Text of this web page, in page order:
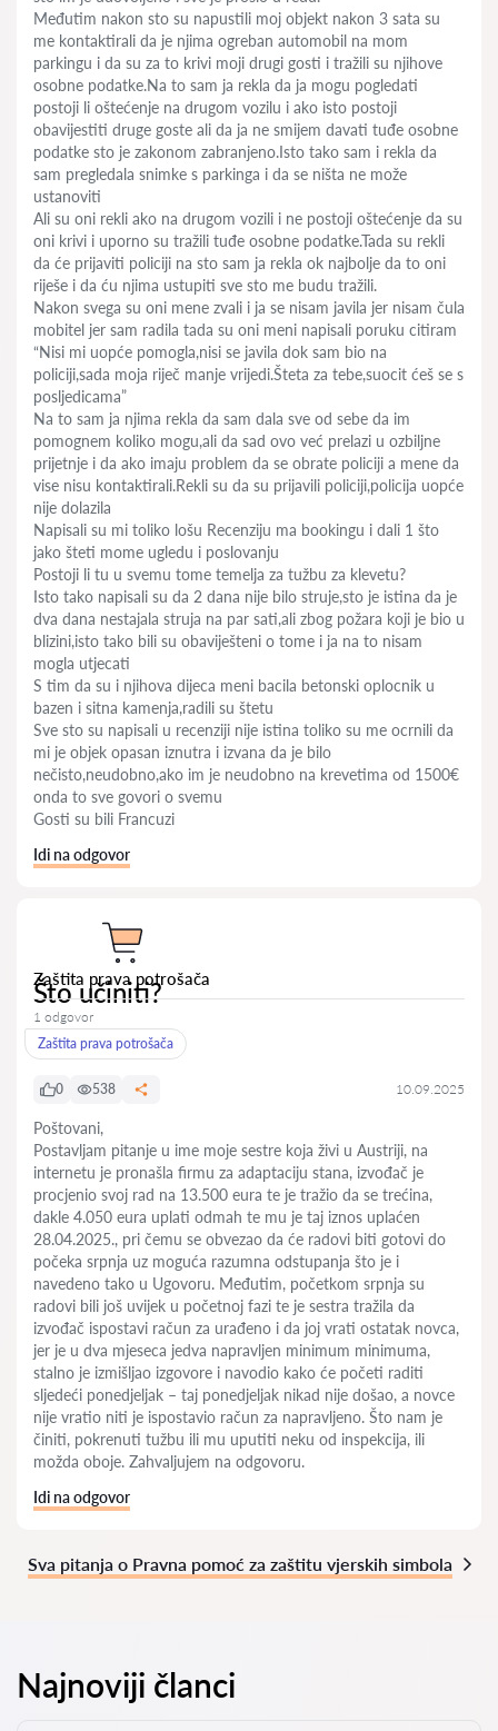
Međutim nakon sto su napustili moj objekt nakon 3 sata su
me kontaktirali da je njima ogreban automobil na mom
parkingu i da su za to krivi moji drugi gosti i tražili su njihove
osobne podatke.Na to sam ja rekla da ja mogu pogledati
postoji li oštećenje na drugom vozilu i ako isto postoji
obavijestiti druge goste ali da ja ne smijem davati tuđe osobne
podatke sto je zakonom zabranjeno.Isto tako sam i rekla da
sam pregledala snimke s parkinga i da se ništa ne može
ustanoviti
Ali su oni rekli ako na drugom vozili i ne postoji oštećenje da su
oni krivi i uporno su tražili tuđe osobne podatke.Tada su rekli
da će prijaviti policiji na sto sam ja rekla ok najbolje da to oni
riješe i da ću njima ustupiti sve sto me budu tražili.
Nakon svega su oni mene zvali i ja se nisam javila jer nisam čula
mobitel jer sam radila tada su oni meni napisali poruku citiram
“Nisi mi uopće pomogla,nisi se javila dok sam bio na
policiji,sada moja riječ manje vrijedi.Šteta za tebe,suocit ćeš se s
posljedicama”
Na to sam ja njima rekla da sam dala sve od sebe da im
pomognem koliko mogu,ali da sad ovo već prelazi u ozbiljne
prijetnje i da ako imaju problem da se obrate policiji a mene da
vise nisu kontaktirali.Rekli su da su prijavili policiji,policija uopće
nije dolazila
Napisali su mi toliko lošu Recenziju ma bookingu i dali 1 što
jako šteti mome ugledu i poslovanju
Postoji li tu u svemu tome temelja za tužbu za klevetu?
Isto tako napisali su da 2 dana nije bilo struje,sto je istina da je
dva dana nestajala struja na par sati,ali zbog požara koji je bio u
blizini,isto tako bili su obaviješteni o tome i ja na to nisam
mogla utjecati
S tim da su i njihova dijeca meni bacila betonski oplocnik u
bazen i sitna kamenja,radili su štetu
Sve sto su napisali u recenziji nije istina toliko su me ocrnili da
mi je objek opasan iznutra i izvana da je bilo
nečisto,neudobno,ako im je neudobno na krevetima od 1500€
onda to sve govori o svemu
Gosti su bili Francuzi
Idi na odgovor
Zaštita prava potrošača
Što učiniti?
1 odgovor
Zaštita prava potrošača
0 538 10.09.2025
Poštovani,
Postavljam pitanje u ime moje sestre koja živi u Austriji, na
internetu je pronašla firmu za adaptaciju stana, izvođač je
procjenio svoj rad na 13.500 eura te je tražio da se trećina,
dakle 4.050 eura uplati odmah te mu je taj iznos uplaćen
28.04.2025., pri čemu se obvezao da će radovi biti gotovi do
počeka srpnja uz moguća razumna odstupanja što je i
navedeno tako u Ugovoru. Međutim, početkom srpnja su
radovi bili još uvijek u početnoj fazi te je sestra tražila da
izvođač ispostavi račun za urađeno i da joj vrati ostatak novca,
jer je u dva mjeseca jedva napravljen minimum minimuma,
stalno je izmišljao izgovore i navodio kako će početi raditi
sljedeći ponedjeljak – taj ponedjeljak nikad nije došao, a novce
nije vratio niti je ispostavio račun za napravljeno. Što nam je
činiti, pokrenuti tužbu ili mu uputiti neku od inspekcija, ili
možda oboje. Zahvaljujem na odgovoru.
Idi na odgovor
Sva pitanja o Pravna pomoć za zaštitu vjerskih simbola
Najnoviji članci